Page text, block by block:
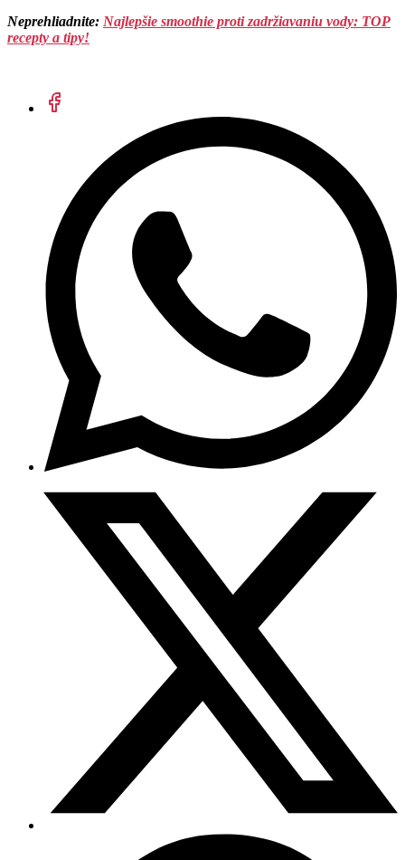
Neprehliadnite: Najlepšie smoothie proti zadržiavaniu vody: TOP
recepty a tipy!